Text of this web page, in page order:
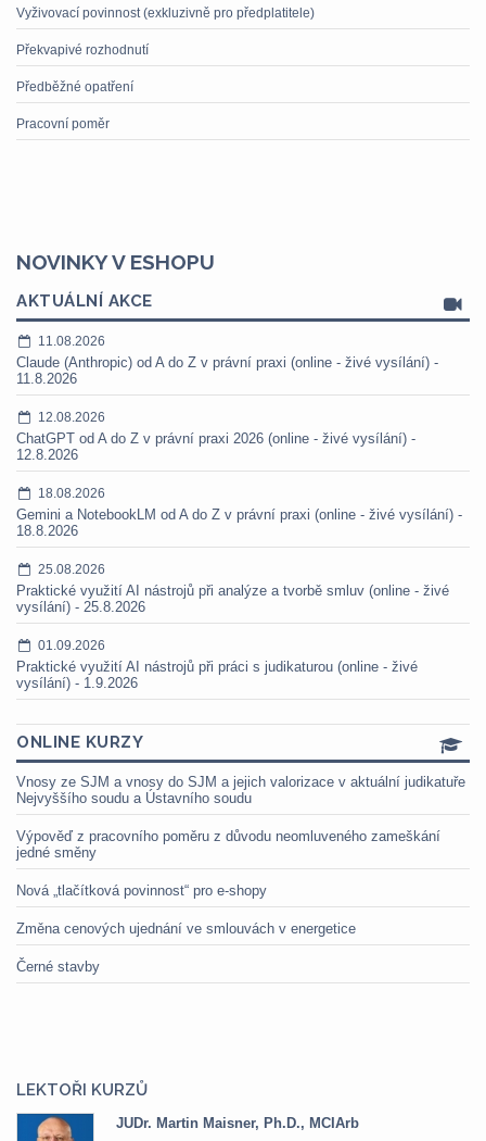
Vyživovací povinnost (exkluzivně pro předplatitele)
Překvapivé rozhodnutí
Předběžné opatření
Pracovní poměr
NOVINKY V ESHOPU
AKTUÁLNÍ AKCE
11.08.2026
Claude (Anthropic) od A do Z v právní praxi (online - živé vysílání) -
11.8.2026
12.08.2026
ChatGPT od A do Z v právní praxi 2026 (online - živé vysílání) -
12.8.2026
18.08.2026
Gemini a NotebookLM od A do Z v právní praxi (online - živé vysílání) -
18.8.2026
25.08.2026
Praktické využití AI nástrojů při analýze a tvorbě smluv (online - živé
vysílání) - 25.8.2026
01.09.2026
Praktické využití AI nástrojů při práci s judikaturou (online - živé
vysílání) - 1.9.2026
ONLINE KURZY
Vnosy ze SJM a vnosy do SJM a jejich valorizace v aktuální judikatuře
Nejvyššího soudu a Ústavního soudu
Výpověď z pracovního poměru z důvodu neomluveného zameškání
jedné směny
Nová „tlačítková povinnost“ pro e-shopy
Změna cenových ujednání ve smlouvách v energetice
Černé stavby
LEKTOŘI KURZŮ
JUDr. Martin Maisner, Ph.D., MCIArb